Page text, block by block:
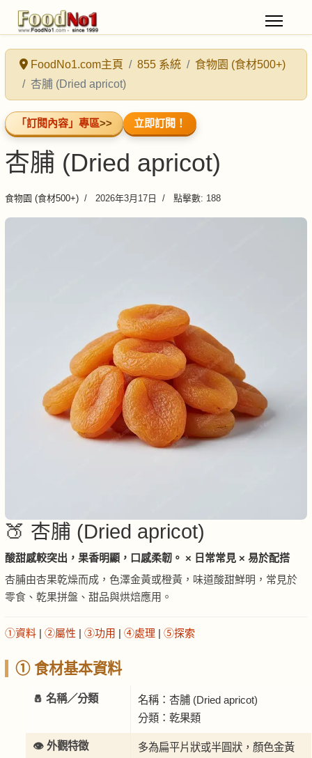
FoodNo1.com主頁 855 系統
食物園 (食材500+)
杏脯 (Dried apricot)
「訂閱內容」專區>> 立即訂閱！
杏脯 (Dried apricot)
食物園 (食材500+) 2026年3月17日 點擊數: 188
🍑 杏脯 (Dried apricot)
酸甜感較突出，果香明顯，口感柔韌。 × 日常常見 × 易於配搭
杏脯由杏果乾燥而成，色澤金黃或橙黃，味道酸甜鮮明，常見於
零食、乾果拼盤、甜品與烘焙應用。
①資料 | ②屬性 | ③功用 | ④處理 | ⑤探索
① 食材基本資料
🧂 名稱／分類
名稱：杏脯 (Dried apricot)
分類：乾果類
👁️ 外觀特徵
多為扁平片狀或半圓狀，顏色金黃